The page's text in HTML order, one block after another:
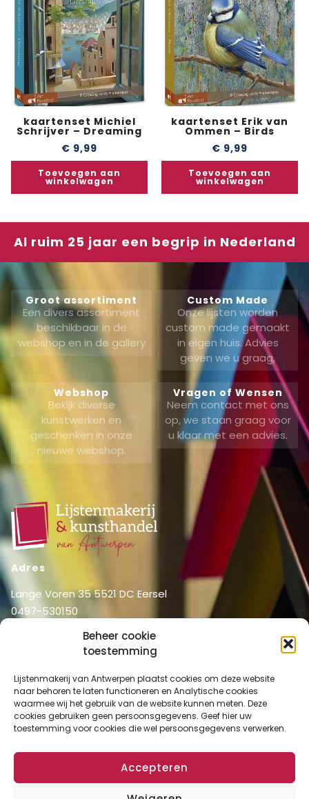
Beheer cookie
toestemming
Lijstenmakerij van Antwerpen plaatst cookies om deze website
naar behoren te laten functioneren en Analytische cookies
waarmee wij het gebruik van de website kunnen meten. Deze
cookies gebruiken geen persoonsgegevens. Geef hier uw
toestemming voor cookies die wel persoonsgegevens verwerken.
Accepteren
kaartenset Michiel
Schrijver – Dreaming
€ 9,99
Toevoegen aan
winkelwagen
kaartenset Erik van
Ommen – Birds
€ 9,99
Toevoegen aan
winkelwagen
Al ruim 25 jaar een begrip in Nederland
Groot assortiment
Een divers assortiment
beschikbaar in de
webshop en in de gallery
Custom Made
Onze lijsten worden
custom made gemaakt
in eigen huis. Advies
geven we u graag,
Webshop
Bekijk diverse
kunstwerken en
geschenken in onze
nieuwe webshop.
Vragen of Wensen
Neem contact met ons
op, we staan graag voor
u klaar met een advies.
Adres
Lange Voren 35 5521 DC Eersel
0497-530150
info@lijstenmakerij vanantwerpen.nl
Home
Over ons
Diensten
Shop
Shop
Mijn account
Winkelmand
Checkout